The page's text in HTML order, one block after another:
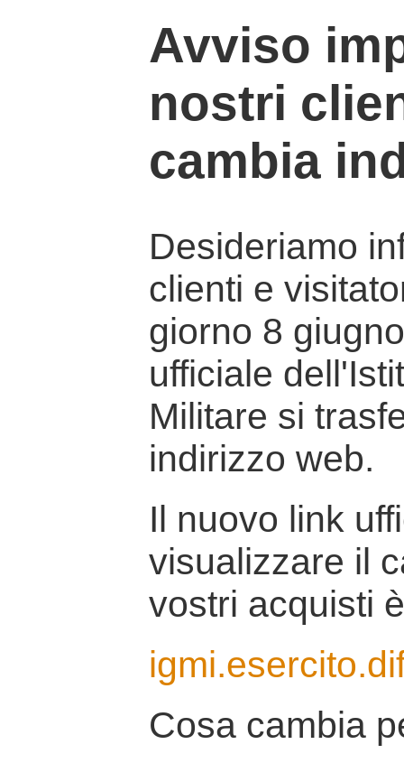
Avviso
nostri
cambia
Desideriamo
clienti e
giorno 8
ufficiale
Militare si
indirizzo web.
Il nuovo link
visualizzare il
vostri acquisti
Cosa cambia